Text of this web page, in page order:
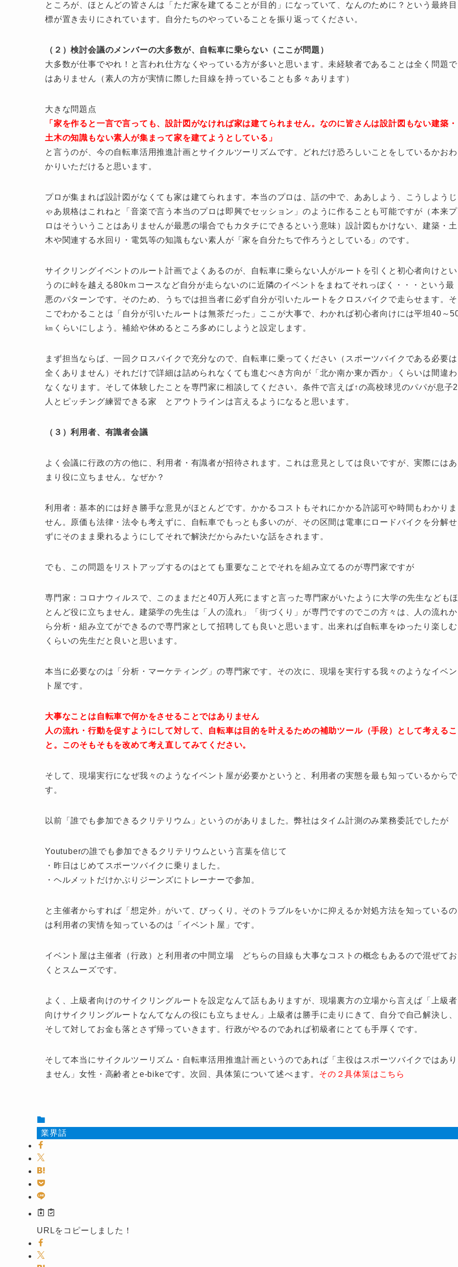
ところが、ほとんどの皆さんは「ただ家を建てることが目的」になっていて、なんのために？という最終目
標が置き去りにされています。自分たちのやっていることを振り返ってください。
（２）検討会議のメンバーの大多数が、自転車に乗らない（ここが問題）
大多数が仕事でやれ！と言われ仕方なくやっている方が多いと思います。未経験者であることは全く問題で
はありません（素人の方が実情に際した目線を持っていることも多々あります）
大きな問題点
「家を作ると一言で言っても、設計図がなければ家は建てられません。なのに皆さんは設計図もない建築・
土木の知識もない素人が集まって家を建てようとしている」
と言うのが、今の自転車活用推進計画とサイクルツーリズムです。どれだけ恐ろしいことをしているかおわ
かりいただけると思います。
プロが集まれば設計図がなくても家は建てられます。本当のプロは、話の中で、ああしよう、こうしようじ
ゃあ規格はこれねと「音楽で言う本当のプロは即興でセッション」のように作ることも可能ですが（本来プ
ロはそういうことはありませんが最悪の場合でもカタチにできるという意味）設計図もかけない、建築・土
木や関連する水回り・電気等の知識もない素人が「家を自分たちで作ろうとしている」のです。
サイクリングイベントのルート計画でよくあるのが、自転車に乗らない人がルートを引くと初心者向けとい
うのに峠を越える80kｍコースなど自分が走らないのに近隣のイベントをまねてそれっぽく・・・という最
悪のパターンです。そのため、うちでは担当者に必ず自分が引いたルートをクロスバイクで走らせます。そ
こでわかることは「自分が引いたルートは無茶だった」ここが大事で、わかれば初心者向けには平坦40～
㎞くらいにしよう。補給や休めるところ多めにしようと設定します。
まず担当ならば、一回クロスバイクで充分なので、自転車に乗ってください（スポーツバイクである必要は
全くありません）それだけで詳細は詰められなくても進むべき方向が「北か南か東か西か」くらいは間違わ
なくなります。そして体験したことを専門家に相談してください。条件で言えば↑の高校球児のパパが息子2
人とピッチング練習できる家 とアウトラインは言えるようになると思います。
（３）利用者、有識者会議
よく会議に行政の方の他に、利用者・有識者が招待されます。これは意見としては良いですが、実際にはあ
まり役に立ちません。なぜか？
利用者：基本的には好き勝手な意見がほとんどです。かかるコストもそれにかかる許認可や時間もわかりま
せん。原価も法律・法令も考えずに、自転車でもっとも多いのが、その区間は電車にロードバイクを分解せ
ずにそのまま乗れるようにしてそれで解決だからみたいな話をされます。
でも、この問題をリストアップするのはとても重要なことでそれを組み立てるのが専門家ですが
専門家：コロナウィルスで、このままだと40万人死にますと言った専門家がいたように大学の先生なども
とんど役に立ちません。建築学の先生は「人の流れ」「街づくり」が専門ですのでこの方々は、人の流れか
ら分析・組み立てができるので専門家として招聘しても良いと思います。出来れば自転車をゆったり楽しむ
くらいの先生だと良いと思います。
本当に必要なのは「分析・マーケティング」の専門家です。その次に、現場を実行する我々のようなイベン
ト屋です。
大事なことは自転車で何かをさせることではありません
人の流れ・行動を促すようにして対して、自転車は目的を叶えるための補助ツール（手段）として考えるこ
と。このそもそもを改めて考え直してみてください。
そして、現場実行になぜ我々のようなイベント屋が必要かというと、利用者の実態を最も知っているからで
す。
以前「誰でも参加できるクリテリウム」というのがありました。弊社はタイム計測のみ業務委託でしたが
Youtuberの誰でも参加できるクリテリウムという言葉を信じて
・昨日はじめてスポーツバイクに乗りました。
・ヘルメットだけかぶりジーンズにトレーナーで参加。
と主催者からすれば「想定外」がいて、びっくり。そのトラブルをいかに抑えるか対処方法を知っているの
は利用者の実情を知っているのは「イベント屋」です。
イベント屋は主催者（行政）と利用者の中間立場 どちらの目線も大事なコストの概念もあるので混ぜてお
くとスムーズです。
よく、上級者向けのサイクリングルートを設定なんて話もありますが、現場裏方の立場から言えば「上級者
向けサイクリングルートなんてなんの役にも立ちません」上級者は勝手に走りにきて、自分で自己解決し、
そして対してお金も落とさず帰っていきます。行政がやるのであれば初級者にとても手厚くです。
そして本当にサイクルツーリズム・自転車活用推進計画というのであれば「主役はスポーツバイクではあり
ません」女性・高齢者とe-bikeです。次回、具体策について述べます。 その２具体策はこちら
業界話
URLをコピーしました！